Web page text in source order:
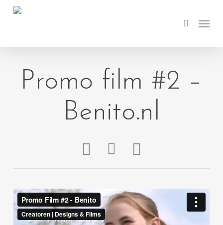
Skip
content
search
Menu
Promo film #2 –
Benito.nl